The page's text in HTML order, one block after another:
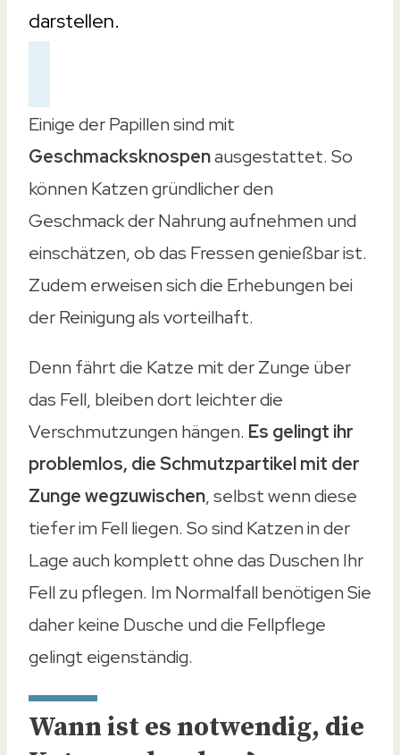
darstellen.
Einige der Papillen sind mit
Geschmacksknospenausgestattet. So
können Katzen gründlicher den
Geschmack der Nahrung aufnehmen und
einschätzen, ob das Fressen genießbar ist.
Zudem erweisen sich die Erhebungen bei
der Reinigung als vorteilhaft.
Denn fährt die Katze mit der Zunge über
das Fell, bleiben dort leichter die
Verschmutzungen hängen. Es gelingt ihr
problemlos, die Schmutzpartikel mit der
Zunge wegzuwischen, selbst wenn diese
tiefer im Fell liegen. So sind Katzen in der
Lage auch komplett ohne das Duschen Ihr
Fell zu pflegen. Im Normalfall benötigen Sie
daher keine Dusche und die Fellpflege
gelingt eigenständig.
Wann ist es notwendig, die